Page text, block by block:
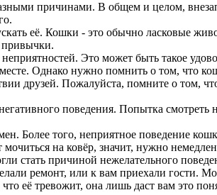
причинами. В общем и целом,
её. Кошки - это обычно ласковые
привычки.
Это может быть такое
Однако нужно помнить о том, что
друзей. Пожалуйста, помните о том,
поведения. Попытка смотреть
Более того, неприятное поведение
на ковёр, значит, нужно
стать причиной нежелательного
ремонт, или к вам приехали гости.
её тревожит, она лишь даст вам это